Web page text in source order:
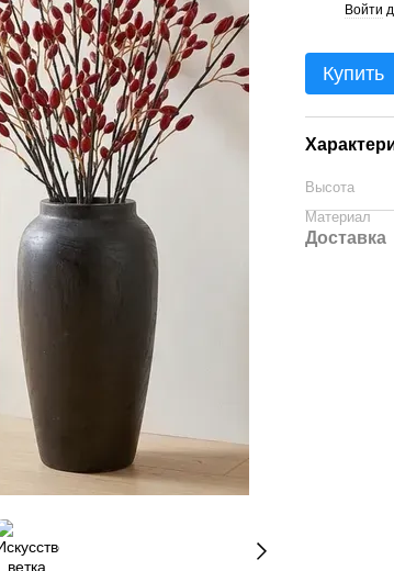
Войти
Купить
Высота
Материал
Доставка